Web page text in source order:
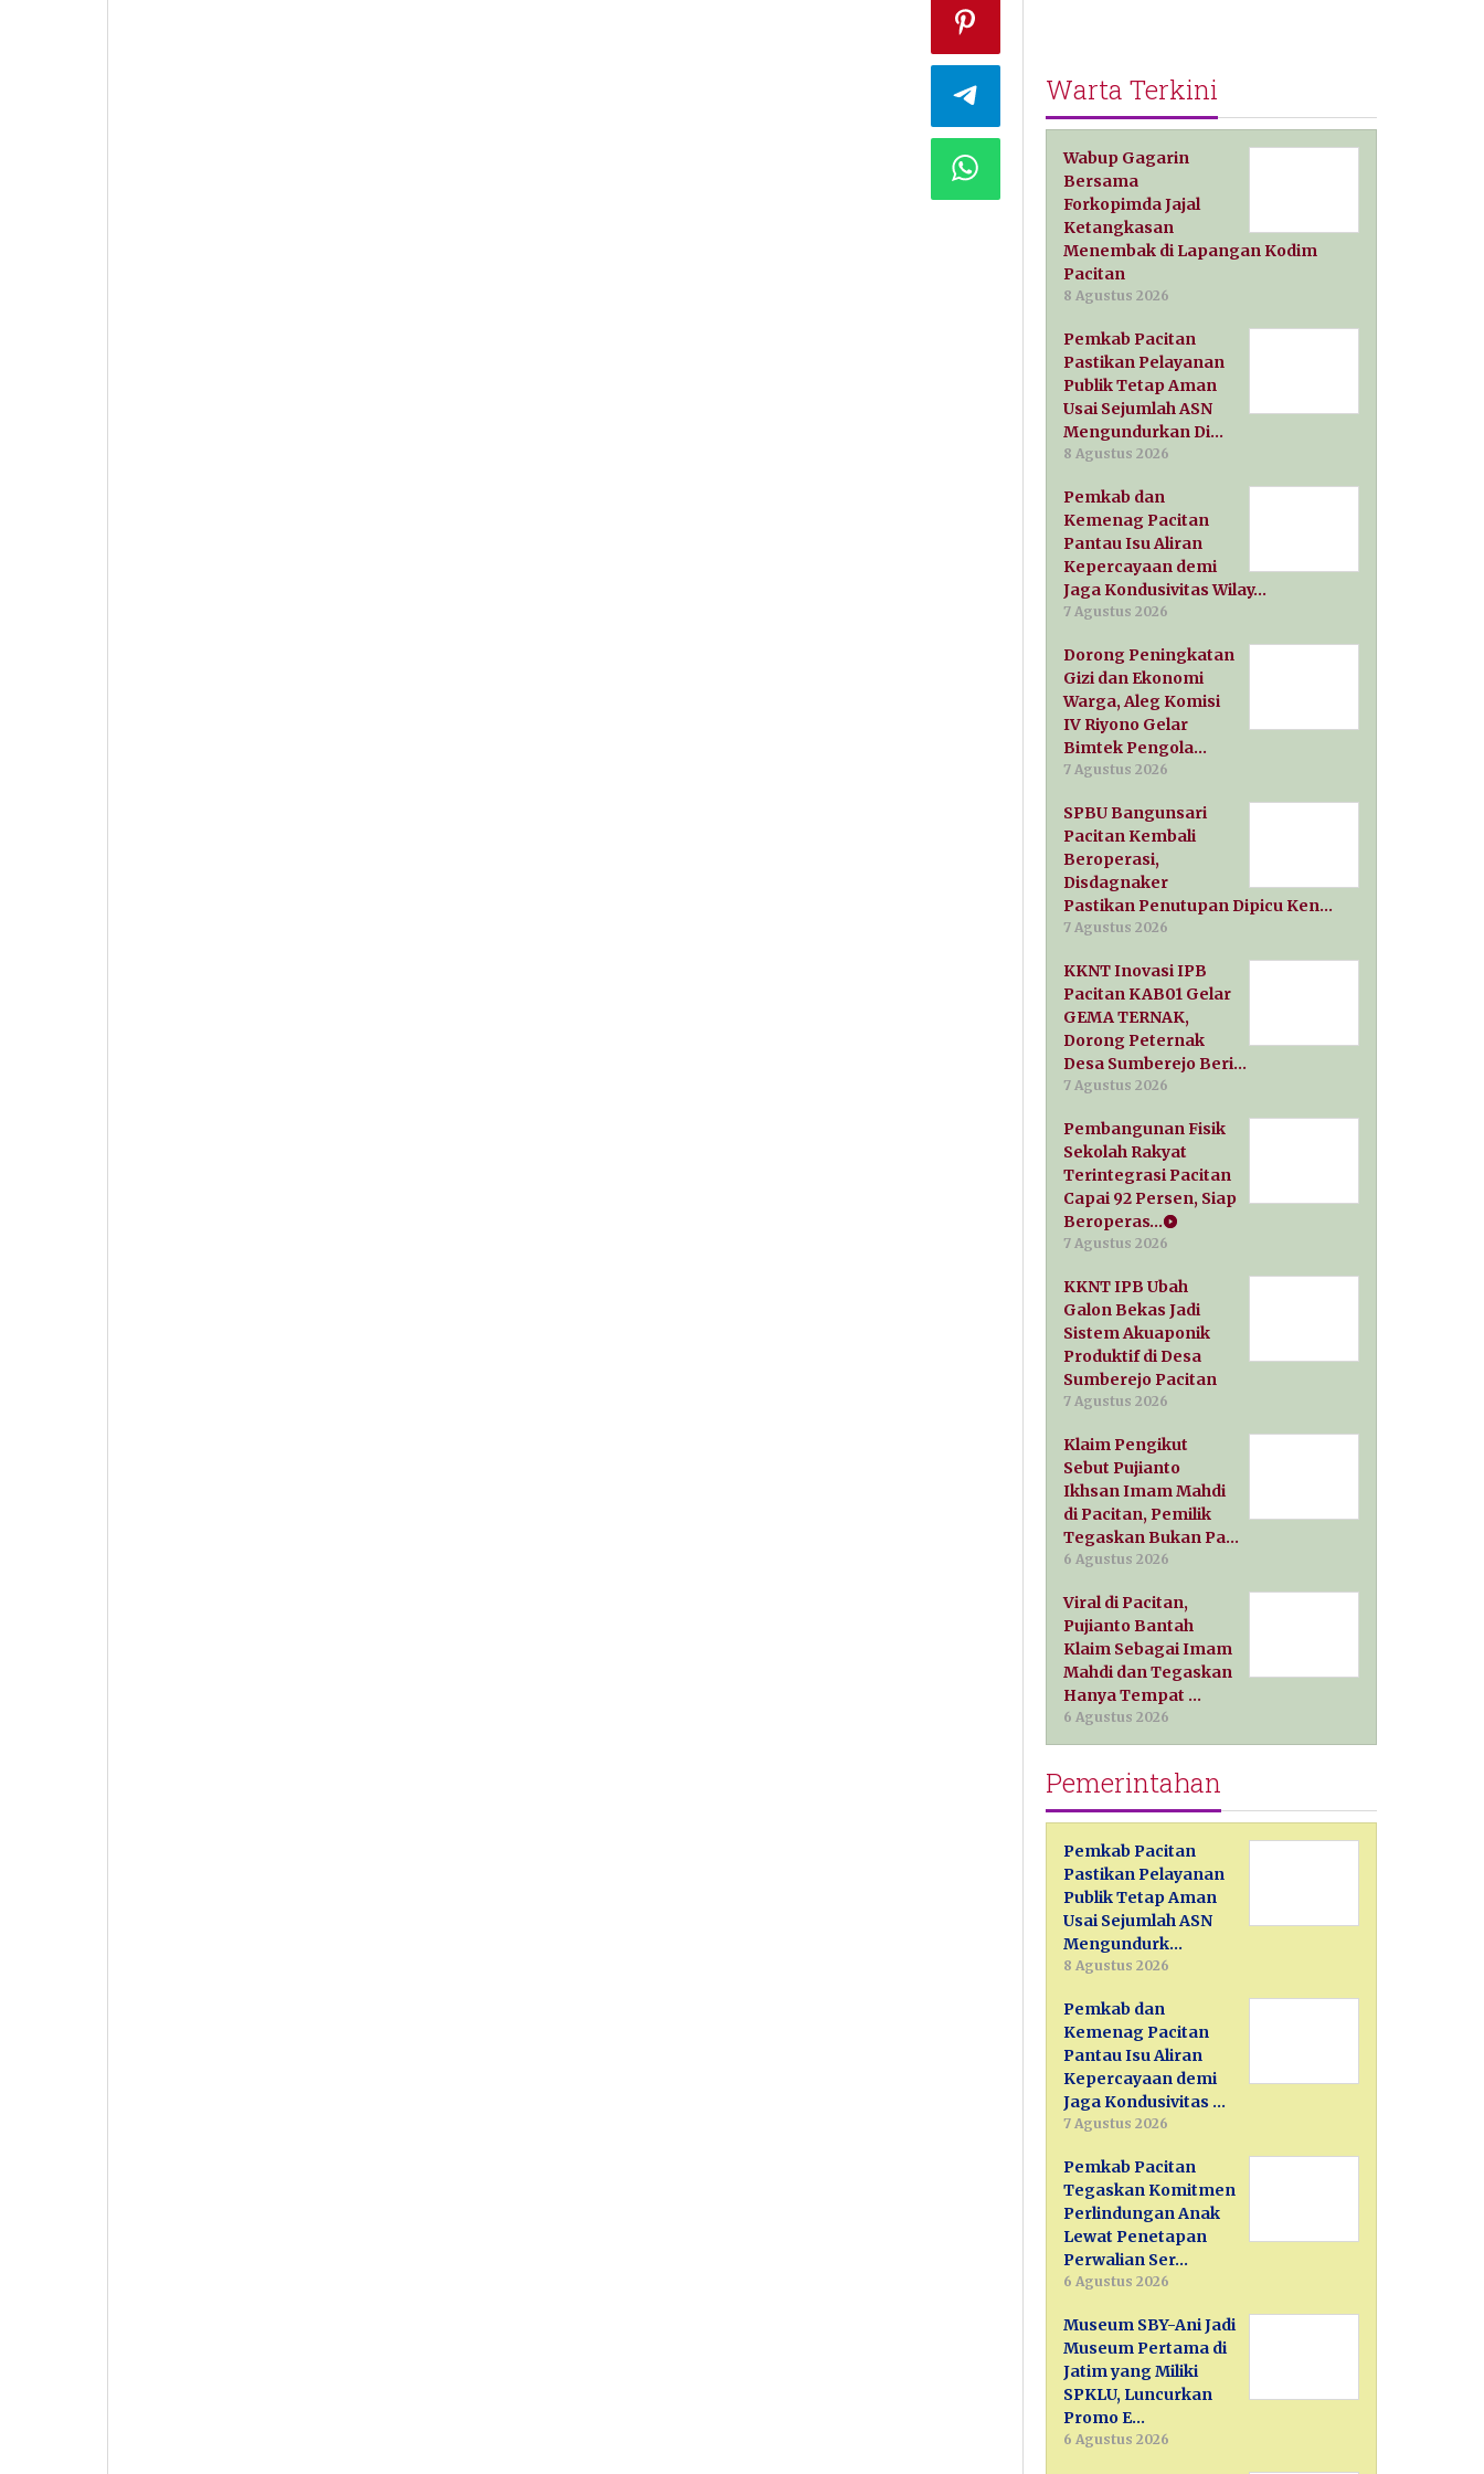
Warta Terkini
Wabup Gagarin
Bersama
Forkopimda Jajal
Ketangkasan
Menembak di Lapangan Kodim
Pacitan
8 Agustus 2026
Pemkab Pacitan
Pastikan Pelayanan
Publik Tetap Aman
Usai Sejumlah ASN
Mengundurkan Di…
8 Agustus 2026
Pemkab dan
Kemenag Pacitan
Pantau Isu Aliran
Kepercayaan demi
Jaga Kondusivitas Wilay…
7 Agustus 2026
Dorong Peningkatan
Gizi dan Ekonomi
Warga, Aleg Komisi
IV Riyono Gelar
Bimtek Pengola…
7 Agustus 2026
SPBU Bangunsari
Pacitan Kembali
Beroperasi,
Disdagnaker
Pastikan Penutupan Dipicu Ken…
7 Agustus 2026
KKNT Inovasi IPB
Pacitan KAB01 Gelar
GEMA TERNAK,
Dorong Peternak
Desa Sumberejo Beri…
7 Agustus 2026
Pembangunan Fisik
Sekolah Rakyat
Terintegrasi Pacitan
Capai 92 Persen, Siap
Beroperas…
7 Agustus 2026
KKNT IPB Ubah
Galon Bekas Jadi
Sistem Akuaponik
Produktif di Desa
Sumberejo Pacitan
7 Agustus 2026
Klaim Pengikut
Sebut Pujianto
Ikhsan Imam Mahdi
di Pacitan, Pemilik
Tegaskan Bukan Pa…
6 Agustus 2026
Viral di Pacitan,
Pujianto Bantah
Klaim Sebagai Imam
Mahdi dan Tegaskan
Hanya Tempat …
6 Agustus 2026
Pemerintahan
Pemkab Pacitan
Pastikan Pelayanan
Publik Tetap Aman
Usai Sejumlah ASN
Mengundurk…
8 Agustus 2026
Pemkab dan
Kemenag Pacitan
Pantau Isu Aliran
Kepercayaan demi
Jaga Kondusivitas …
7 Agustus 2026
Pemkab Pacitan
Tegaskan Komitmen
Perlindungan Anak
Lewat Penetapan
Perwalian Ser…
6 Agustus 2026
Museum SBY-Ani Jadi
Museum Pertama di
Jatim yang Miliki
SPKLU, Luncurkan
Promo E…
6 Agustus 2026